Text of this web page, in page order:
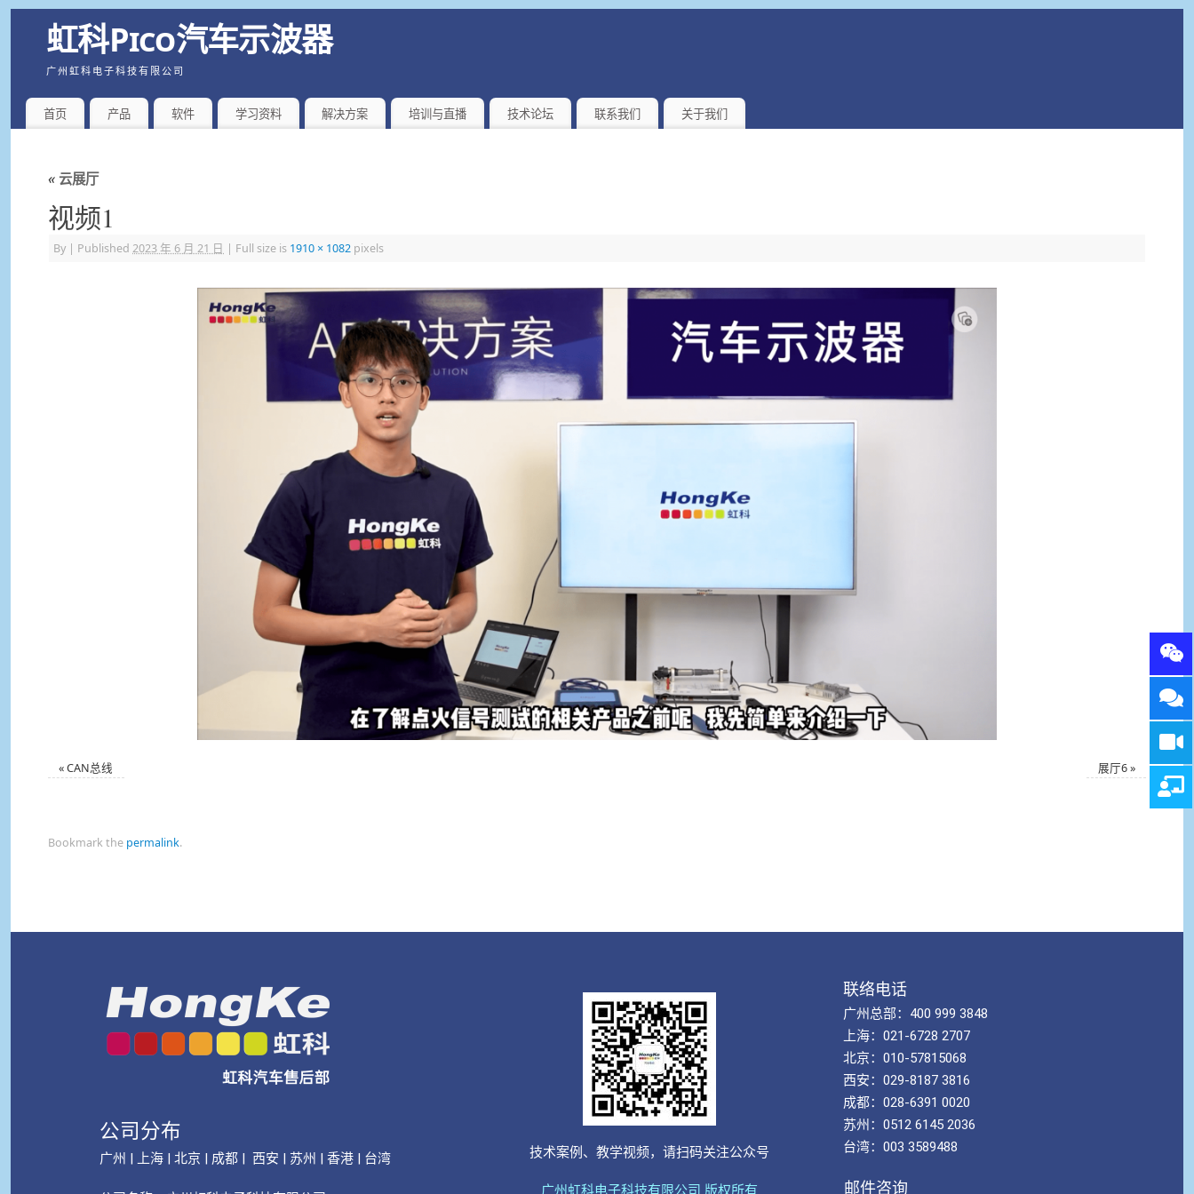
虹科Pico汽车示波器
广州虹科电子科技有限公司
首页 产品 软件 学习资料 解决方案 培训与直播 技术论坛 联系我们 关于我们
« 云展厅
视频1
By | Published 2023 年 6 月 21 日 | Full size is 1910 × 1082 pixels
«CAN总线 展厅6»
Bookmark the permalink.
公司分布
广州 | 上海 | 北京 | 成都 | 西安 | 苏州 | 香港 | 台湾 技术案例、教学视频，请扫码关注公众号
广州虹科电子科技有限公司 版权所有
联络电话
广州总部：400 999 3848
上海：021-6728 2707
北京：010-57815068
西安：029-8187 3816
成都：028-6391 0020
苏州：0512 6145 2036
台湾：003 3589488
邮件咨询